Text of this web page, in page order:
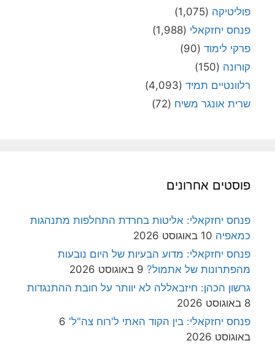
פוליטיקה (1,075)
פנחס יחזקאלי (1,988)
פרקי לימוד (90)
קורונה (150)
רלוונטיים תמיד (4,093)
שרית אונגר משיח (72)
פוסטים אחרונים
פנחס יחזקאלי: אליטות בחרדת התחלפות מתנהגות
כמאפיה 10 באוגוסט 2026
פנחס יחזקאלי: מדוע הבעיות של היום נובעות
מהפתרונות של אתמול? 9 באוגוסט 2026
גרשון הכהן: חיזבאללה לא יוותר על חובת ההתנגדות
8 באוגוסט 2026
פנחס יחזקאלי: בין הקוד האתי ל'רוח צה"ל' 6
באוגוסט 2026